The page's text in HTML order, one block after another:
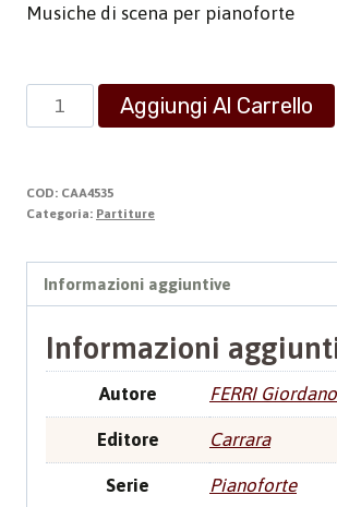
Musiche di scena per pianoforte
Road
quantità
Aggiungi Al Carrello
COD: CAA4535
Categoria: Partiture
Informazioni aggiuntive
Informazioni
Autore FERRI
Editore Carrara
Serie Pianoforte